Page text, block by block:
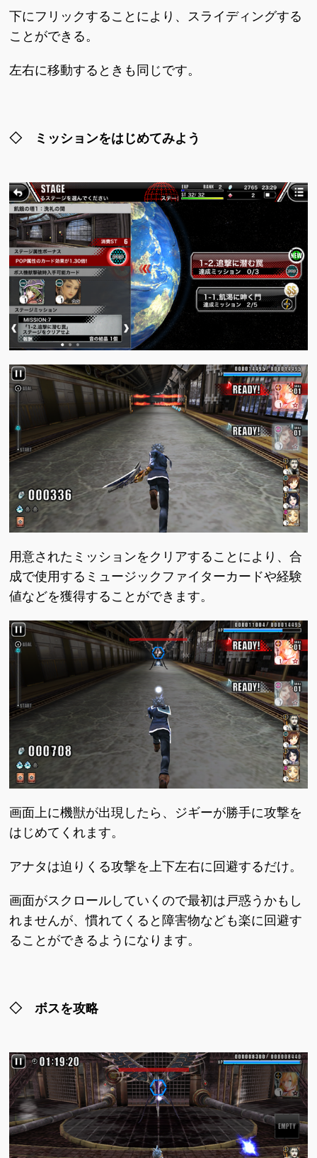
下にフリックすることにより、スライディングする
ことができる。
左右に移動するときも同じです。
◇ ミッションをはじめてみよう
用意されたミッションをクリアすることにより、合
成で使用するミュージックファイターカードや経験
値などを獲得することができます。
画面上に機獣が出現したら、ジギーが勝手に攻撃を
はじめてくれます。
アナタは迫りくる攻撃を上下左右に回避するだけ。
画面がスクロールしていくので最初は戸惑うかもし
れませんが、慣れてくると障害物なども楽に回避す
ることができるようになります。
◇ ボスを攻略